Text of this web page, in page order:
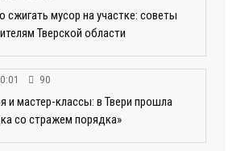
сжигать мусор на участке: советы
Тверской области
90
и мастер-классы: в Твери прошла
со стражем порядка»